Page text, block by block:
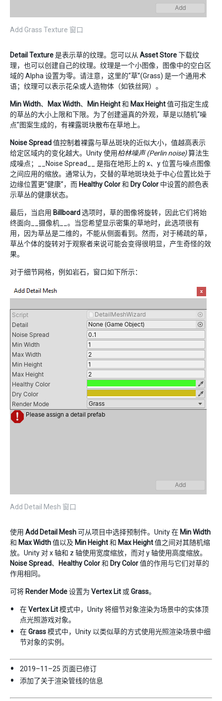
Add Grass Texture 窗口
Detail Texture是表示草的纹理。您可以从 Asset Store下载纹
理，也可以创建自己的纹理。纹理是一个小图像，图像中的空白区
域的 Alpha 设置为零。请注意，这里的“草”(Grass) 是一个通用术
语；纹理可以表示花朵或人造物体（如铁丝网）。
Min Width、 Max Width、 Min Height和 Max Height值可指定生成
的草丛的大小上限和下限。为了创建逼真的外观，草是以随机“噪
点”图案生成的，有裸露斑块散布在草地上。
Noise Spread值控制着裸露与草丛斑块的近似大小，值越高表示
给定区域内的变化越大。Unity 使用柏林噪声 (Perlin noise)算法生
成噪点；__Noise Spread__ 是指在地形上的 x、y 位置与噪点图像
之间应用的缩放。通常认为，交替的草地斑块处于中心位置比处于
边缘位置更“健康”，而 Healthy Color和 Dry Color 中设置的颜色表
示草丛的健康状态。
最后，当启用 Billboard选项时，草的图像将旋转，因此它们将始
终面向__摄像机__。当您希望显示密集的草地时，此选项很有
用，因为草丛是二维的，不能从侧面看到。然而，对于稀疏的草，
草丛个体的旋转对于观察者来说可能会变得很明显，产生奇怪的效
果。
对于细节网格，例如岩石，窗口如下所示：
Add Detail Mesh 窗口
使用 Add Detail Mesh可从项目中选择预制件。Unity 在 Min Width
和 Max Width值以及 Min Height和 Max Height值之间对其随机缩
放。Unity 对 x 轴和 z 轴使用宽度缩放，而对 y 轴使用高度缩放。
Noise Spread、 Healthy Color和 Dry Color值的作用与它们对草的
作用相同。
可将 Render Mode设置为 Vertex Lit 或Grass。
在Vertex Lit模式中，Unity 将细节对象渲染为场景中的实体顶
点光照游戏对象。
在Grass模式中，Unity 以类似草的方式使用光照渲染场景中细
节对象的实例。
2019–11–25 页面已修订
添加了关于渲染管线的信息